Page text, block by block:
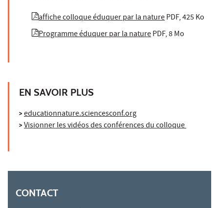
affiche colloque éduquer par la naturePDF, 425 Ko
Programme éduquer par la naturePDF, 8 Mo
EN SAVOIR PLUS
> educationnature.sciencesconf.org
> Visionner les vidéos des conférences du colloque
CONTACT